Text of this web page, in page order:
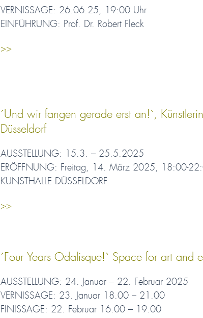
VERNISSAGE: 26.06.25, 19:00 Uhr
EINFÜHRUNG: Prof. Dr. Robert Fleck
>>
´Und wir fangen gerade erst an!`,
Düsseldorf
AUSSTELLUNG: 15.3. – 25.5.2025
ERÖFFNUNG: Freitag, 14. März 2025, 18:00-
KUNSTHALLE DÜSSELDORF
>>
´Four Years Odalisque!` Space for art and
AUSSTELLUNG: 24. Januar – 22. Februar 2025
VERNISSAGE: 23. Januar 18.00 – 21.00
FINISSAGE: 22. Februar 16.00 – 19.00